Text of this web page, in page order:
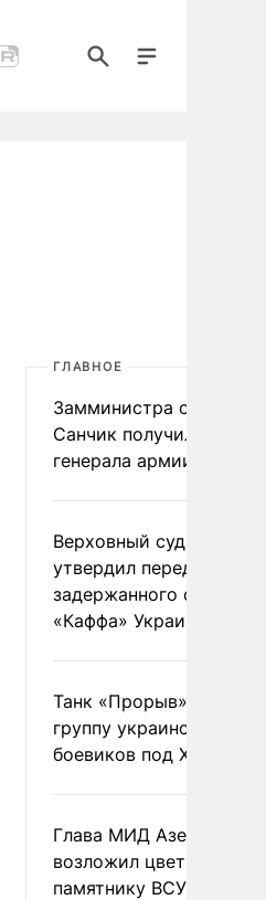
ГЛАВНОЕ
Замминистра обороны
Санчик получил звание
генерала армии
Верховный суд Швеции
утвердил передачу
задержанного
«Каффа» Украине
Танк «Прорыв»
группу украинских
боевиков под
Глава МИД
возложил цветы к
памятнику ВСУ